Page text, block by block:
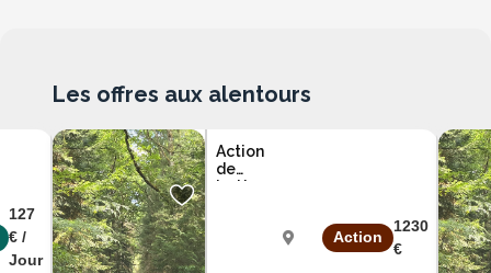
127
€ /
Jour
Action
de
battue 3
Action
1230
€
Les offres aux alentours